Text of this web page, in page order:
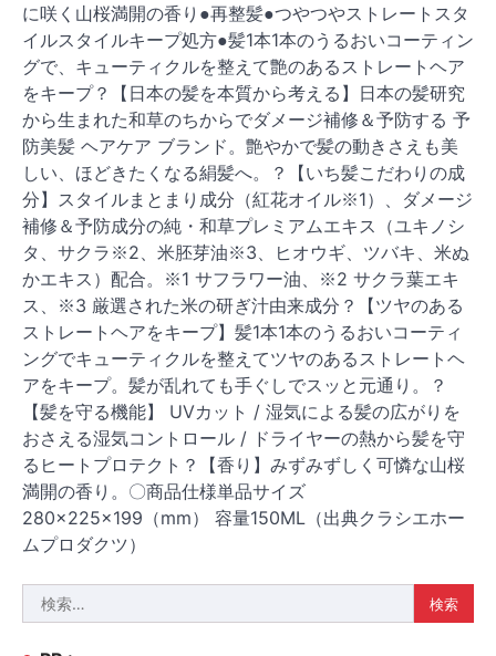
に咲く山桜満開の香り●再整髪●つやつやストレートスタ
イルスタイルキープ処方●髪1本1本のうるおいコーティン
グで、キューティクルを整えて艶のあるストレートヘア
をキープ？【日本の髪を本質から考える】日本の髪研究
から生まれた和草のちからでダメージ補修＆予防する 予
防美髪 ヘアケア ブランド。艶やかで髪の動きさえも美
しい、ほどきたくなる絹髪へ。？【いち髪こだわりの成
分】スタイルまとまり成分（紅花オイル※1）、ダメージ
補修＆予防成分の純・和草プレミアムエキス（ユキノシ
タ、サクラ※2、米胚芽油※3、ヒオウギ、ツバキ、米ぬ
かエキス）配合。※1 サフラワー油、※2 サクラ葉エキ
ス、※3 厳選された米の研ぎ汁由来成分？【ツヤのある
ストレートヘアをキープ】髪1本1本のうるおいコーティ
ングでキューティクルを整えてツヤのあるストレートヘ
アをキープ。髪が乱れても手ぐしでスッと元通り。？
【髪を守る機能】 UVカット / 湿気による髪の広がりを
おさえる湿気コントロール / ドライヤーの熱から髪を守
るヒートプロテクト？【香り】みずみずしく可憐な山桜
満開の香り。〇商品仕様単品サイズ
280×225×199（mm） 容量150ML（出典クラシエホー
ムプロダクツ）
索: